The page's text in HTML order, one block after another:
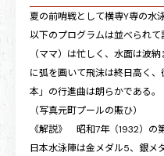
夏の前哨戦として横専Y専の水
以下のプログラムは並べられ
（ママ）は忙しく、水面は波
に弧を画いて飛沫は終日高く
本」の行進曲は朗らかである。
（写真元町プールの賑ひ）
《解説》 昭和7年（1932）の
日本水泳陣は金メダル5、銀メ